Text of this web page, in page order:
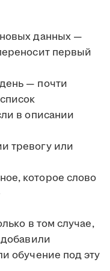
новых данных —
первый
— почти
в описании
тревогу или
которое слово
в том случае,
обучение под эту